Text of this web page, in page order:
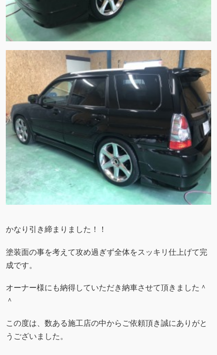
かなり引き締まりました！！
塗装面の事を考えて攻め過ぎず全体をスッキリ仕上げて完
成です。
オーナー様にも納得していただき納車させて頂きました＾
＾
この度は、数ある施工店の中からご依頼頂き誠にありがと
うございました。